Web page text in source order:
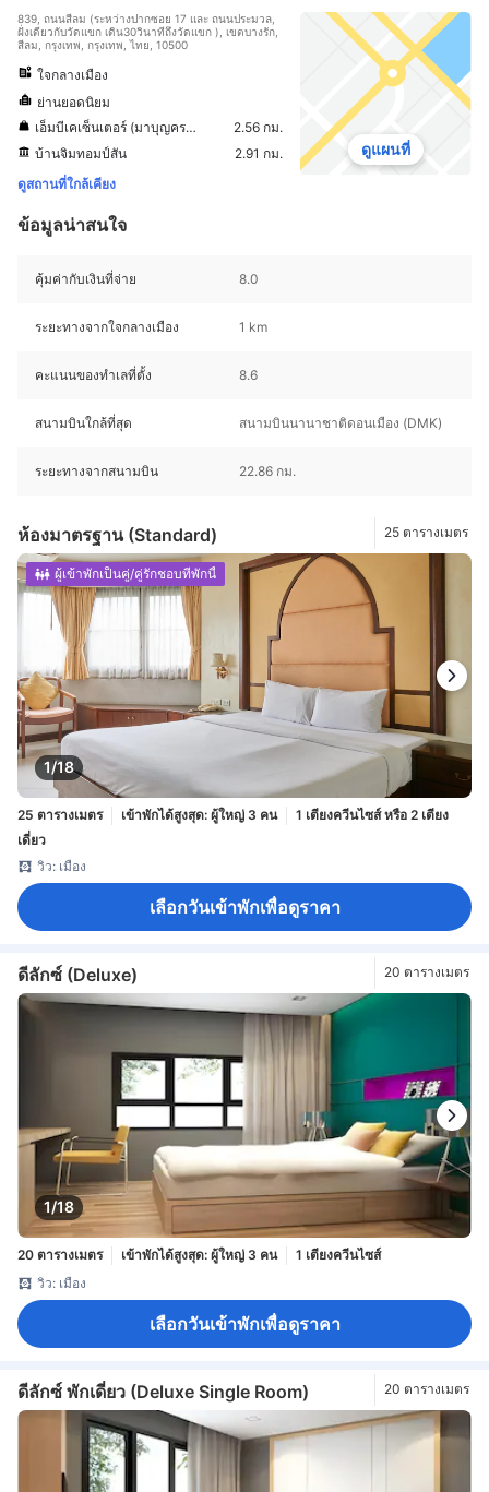
839, ถนนสีลม (ระหว่างปากซอย 17 และ ถนนประมวล,
ฝั่งเดียวกับวัดแขก เดิน30วินาทีถึงวัดแขก ), เขตบางรัก,
สีลม, กรุงเทพ, กรุงเทพ, ไทย, 10500
ใจกลางเมือง
ย่านยอดนิยม
เอ็มบีเคเซ็นเตอร์ (มาบุญครองเซ็นเตอร์)
2.56 กม.
บ้านจิมทอมป์สัน
2.91 กม.
ดูสถานที่ใกล้เคียง
ดูแผนที่
ข้อมูลน่าสนใจ
คุ้มค่ากับเงินที่จ่าย 8.0
ระยะทางจากใจกลางเมือง 1 km
คะแนนของทำเลที่ตั้ง 8.6
สนามบินใกล้ที่สุด สนามบินนานาชาติดอนเมือง (DMK)
ระยะทางจากสนามบิน 22.86 กม.
ห้องมาตรฐาน (Standard) 25 ตารางเมตร
1/18
ผู้เข้าพักเป็นคู่/คู่รักชอบที่พักนี้
25 ตารางเมตร เข้าพักได้สูงสุด: ผู้ใหญ่ 3 คน
1 เตียงควีนไซส์ หรือ 2 เตียง
เดี่ยว
วิว: เมือง
เลือกวันเข้าพักเพื่อดูราคา
ดีลักซ์ (Deluxe) 20 ตารางเมตร
1/18
20 ตารางเมตร เข้าพักได้สูงสุด: ผู้ใหญ่ 3 คน
1 เตียงควีนไซส์
วิว: เมือง
เลือกวันเข้าพักเพื่อดูราคา
ดีลักซ์ พักเดี่ยว (Deluxe Single Room) 20 ตารางเมตร